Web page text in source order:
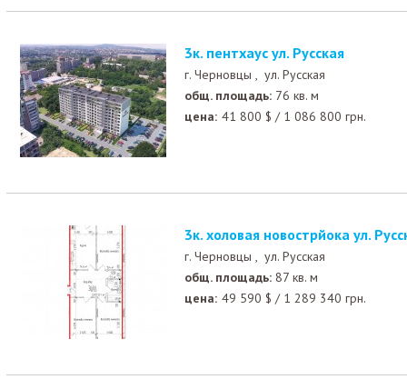
3к. пентхаус ул. Русская
г. Черновцы , ул. Русская
общ. площадь: 76 кв. м
цена: 41 800 $ / 1 086 800 грн.
3к. холовая новострйока ул.
г. Черновцы , ул. Русская
общ. площадь: 87 кв. м
цена: 49 590 $ / 1 289 340 грн.